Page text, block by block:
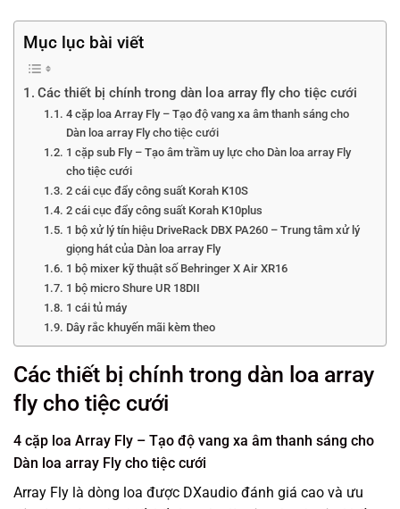
Mục lục bài viết
Các thiết bị chính trong dàn loa array fly cho tiệc cưới
4 cặp loa Array Fly – Tạo độ vang xa âm thanh sáng cho
Dàn loa array Fly cho tiệc cưới
1 cặp sub Fly – Tạo âm trầm uy lực cho Dàn loa array Fly
cho tiệc cưới
2 cái cục đẩy công suất Korah K10S
2 cái cục đẩy công suất Korah K10plus
1 bộ xử lý tín hiệu DriveRack DBX PA260 – Trung tâm xử lý
giọng hát của Dàn loa array Fly
1 bộ mixer kỹ thuật số Behringer X Air XR16
1 bộ micro Shure UR 18DII
1 cái tủ máy
Dây rắc khuyến mãi kèm theo
Các thiết bị chính trong dàn loa array
fly cho tiệc cưới
4 cặp loa Array Fly – Tạo độ vang xa âm thanh sáng cho
Dàn loa array Fly cho tiệc cưới
Array Fly là dòng loa được DXaudio đánh giá cao và ưu